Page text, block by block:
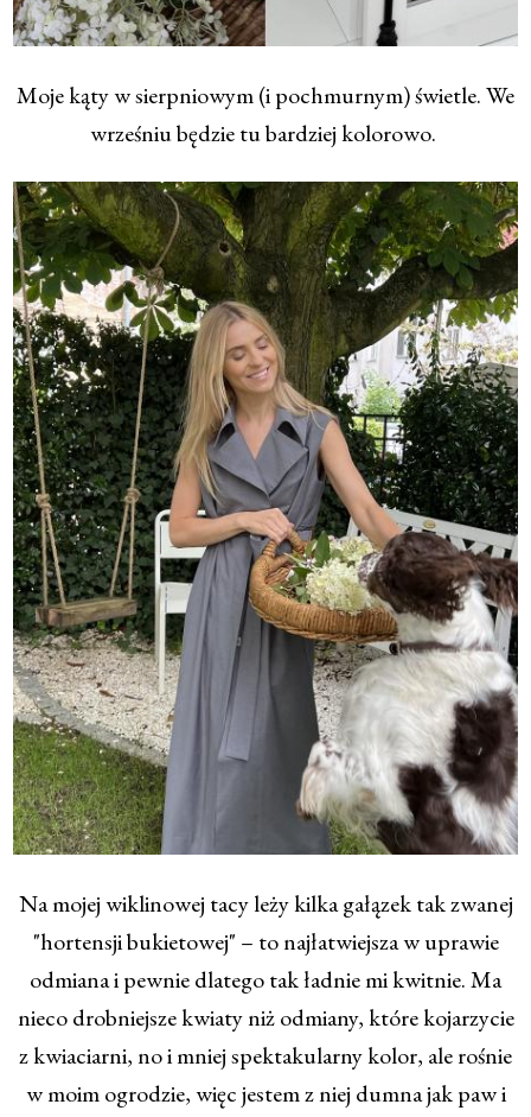
Moje kąty w sierpniowym (i pochmurnym) świetle. We
wrześniu będzie tu bardziej kolorowo.
Na mojej wiklinowej tacy leży kilka gałązek tak zwanej
"hortensji bukietowej" – to najłatwiejsza w uprawie
odmiana i pewnie dlatego tak ładnie mi kwitnie. Ma
nieco drobniejsze kwiaty niż odmiany, które kojarzycie
z kwiaciarni, no i mniej spektakularny kolor, ale rośnie
w moim ogrodzie, więc jestem z niej dumna jak paw i